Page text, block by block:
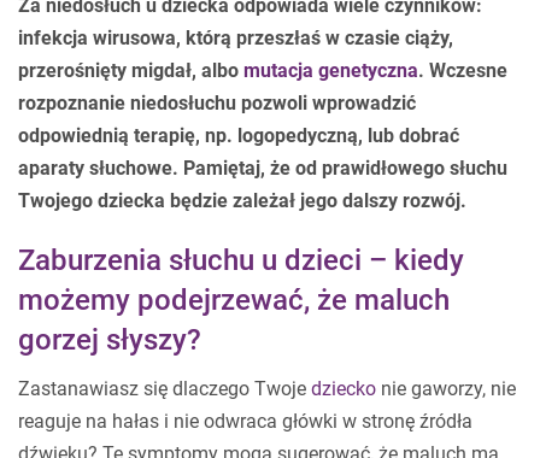
Za niedosłuch u dziecka odpowiada wiele czynników:
infekcja wirusowa, którą przeszłaś w czasie ciąży,
przerośnięty migdał, albo mutacja genetyczna. Wczesne
rozpoznanie niedosłuchu pozwoli wprowadzić
odpowiednią terapię, np. logopedyczną, lub dobrać
aparaty słuchowe. Pamiętaj, że od prawidłowego słuchu
Twojego dziecka będzie zależał jego dalszy rozwój.
Zaburzenia słuchu u dzieci – kiedy
możemy podejrzewać, że maluch
gorzej słyszy?
Zastanawiasz się dlaczego Twoje dziecko nie gaworzy, nie
reaguje na hałas i nie odwraca główki w stronę źródła